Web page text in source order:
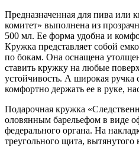
Предназначенная для пива или
комитет» выполнена из
500 мл. Ее форма удобна и
Кружка представляет собой
по бокам. Она оснащена
ставить кружку на любые
устойчивость. А широкая ручка
комфортно держать ее в руке,
Подарочная кружка
оловянным барельефом в виде
федерального органа. На
треугольного щита, вытянутого